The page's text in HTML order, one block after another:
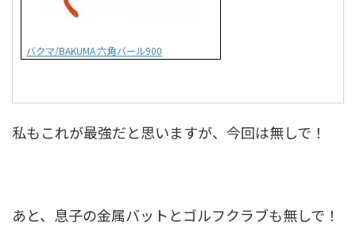
バクマ/BAKUMA 六角バール900
私もこれが最強だと思いますが、今回は無しで！
あと、息子の金属バットとゴルフクラブも無しで！